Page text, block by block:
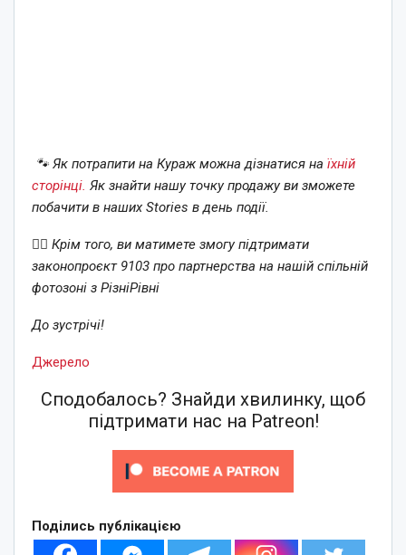
🐾 Як потрапити на Кураж можна дізнатися на їхній
сторінці. Як знайти нашу точку продажу ви зможете
побачити в наших Stories в день події.
🏳️‍🌈 Крім того, ви матимете змогу підтримати
законопроєкт 9103 про партнерства на нашій спільній
фотозоні з РізніРівні
До зустрічі!
Джерело
Сподобалось? Знайди хвилинку, щоб
підтримати нас на Patreon!
Поділись публікацією